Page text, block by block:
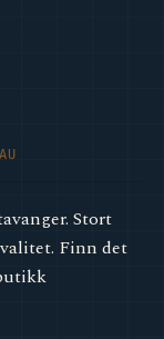
Stort
Finn det